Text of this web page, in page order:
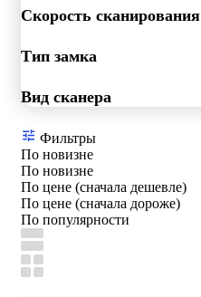
Скорость сканирования
Тип замка
Вид сканера
Фильтры
По новизне
По новизне
По цене (сначала дешевле)
По цене (сначала дороже)
По популярности